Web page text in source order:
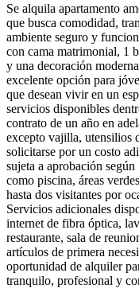
Se alquila apartamento
que busca comodidad,
ambiente seguro y
con cama matrimonial, 1
y una decoración
excelente opción para
que desean vivir en un
servicios disponibles
contrato de un año en
excepto vajilla, utensilios
solicitarse por un costo
sujeta a aprobación
como piscina, áreas
hasta dos visitantes por
Servicios adicionales
internet de fibra óptica,
restaurante, sala de
artículos de primera
oportunidad de alquiler
tranquilo, profesional y